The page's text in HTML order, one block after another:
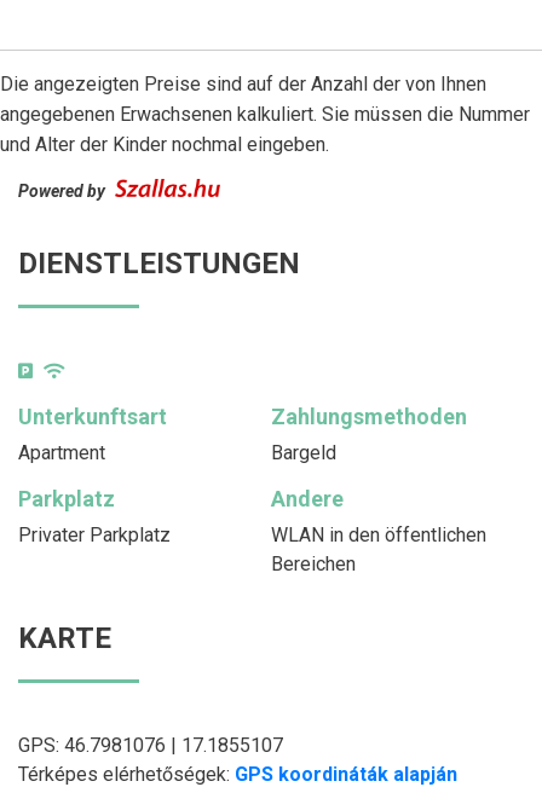
Die angezeigten Preise sind auf der Anzahl der von Ihnen
angegebenen Erwachsenen kalkuliert. Sie müssen die Nummer
und Alter der Kinder nochmal eingeben.
Powered by
DIENSTLEISTUNGEN
Unterkunftsart
Apartment
Zahlungsmethoden
Bargeld
Parkplatz
Privater Parkplatz
Andere
WLAN in den öffentlichen
Bereichen
KARTE
GPS: 46.7981076 | 17.1855107
Térképes elérhetőségek: GPS koordináták alapján